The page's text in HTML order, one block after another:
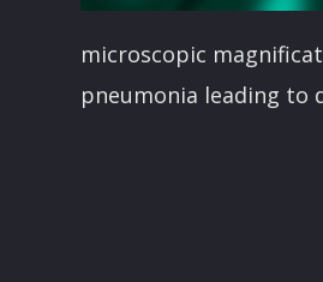
microscopic
pneumonia leading to